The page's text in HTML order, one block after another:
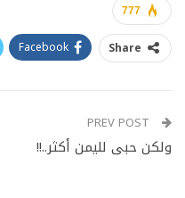
777
Share
Facebook
ولكن حبى لليمن أكثر..!!